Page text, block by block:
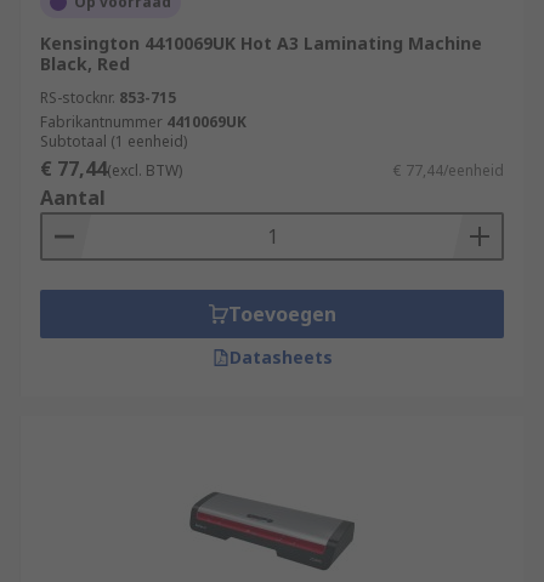
Kensington 4410069UK Hot A3 Laminating Machine
Black, Red
RS-stocknr. 853-715
Fabrikantnummer 4410069UK
Subtotaal (1 eenheid)
€ 77,44(excl. BTW) € 77,44/eenheid
Aantal
Toevoegen
Datasheets